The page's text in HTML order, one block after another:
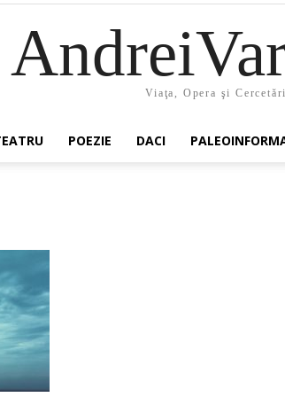
Viaţa, Opera şi
POEZIE DACI